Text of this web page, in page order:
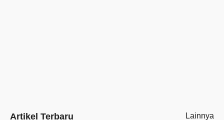
Artikel Terbaru Lainnya